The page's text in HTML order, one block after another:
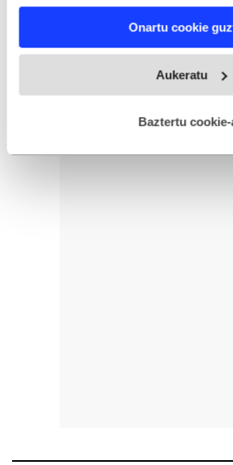
and set your preferences in the
fitxategiak erabiltzen ditu. Zure
esplizitua ematen diguzu.Gehiago
Onartu cookie
Aukeratu
Baztertu cookie-